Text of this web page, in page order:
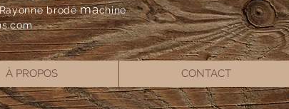
brodémachine
À PROPOS CONTACT